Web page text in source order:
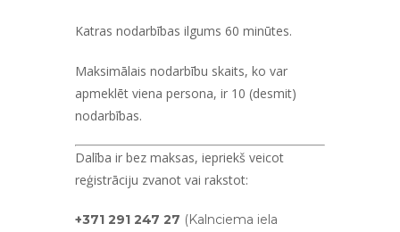
Katras nodarbības ilgums 60 minūtes.
Maksimālais nodarbību skaits, ko var
apmeklēt viena persona, ir 10 (desmit)
nodarbības.
Dalība ir bez maksas, iepriekš veicot
reģistrāciju zvanot vai rakstot:
+371 291 247 27 (Kalnciema iela